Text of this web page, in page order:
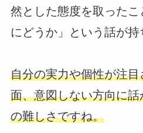
然とした態度を取った
にどうか」という話が持
自分の実力や個性が注
面、意図しない方向に
の難しさですね。